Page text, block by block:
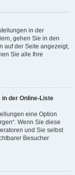
in der
gehen Sie in den
auf der Seite angezeigt,
Sie alle Ihre
der Online-Liste
eine Option
Wenn Sie diese
und Sie selbst
Besucher